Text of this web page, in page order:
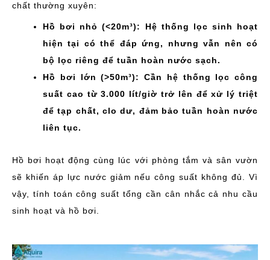
chất thường xuyên:
Hồ bơi nhỏ (<20m³): Hệ thống lọc sinh hoạt
hiện tại có thể đáp ứng, nhưng vẫn nên có
bộ lọc riêng để tuần hoàn nước sạch.
Hồ bơi lớn (>50m³): Cần hệ thống lọc công
suất cao từ 3.000 lít/giờ trở lên để xử lý triệt
để tạp chất, clo dư, đảm bảo tuần hoàn nước
liên tục.
Hồ bơi hoạt động cùng lúc với phòng tắm và sân vườn
sẽ khiến áp lực nước giảm nếu công suất không đủ. Vì
vậy, tính toán công suất tổng cần cân nhắc cả nhu cầu
sinh hoạt và hồ bơi.